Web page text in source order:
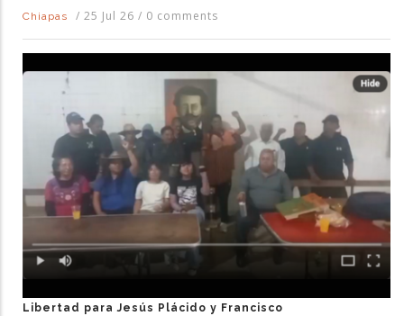
Chiapas
/ 25 Jul 26 / 0 comments
Libertad para Jesús Plácido y Francisco